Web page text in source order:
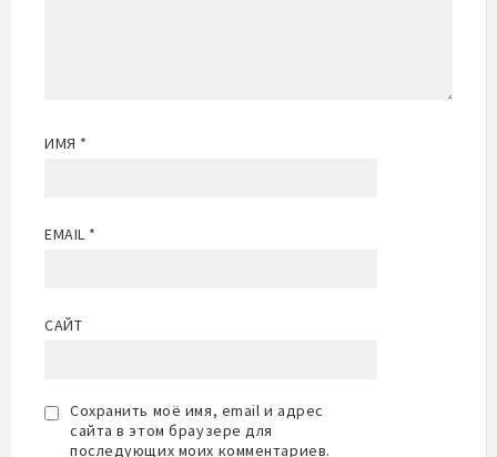
ИМЯ *
EMAIL *
САЙТ
Сохранить моё имя, email и адрес
сайта в этом браузере для
последующих моих комментариев.